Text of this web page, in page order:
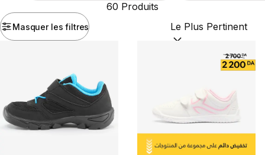
Masquer les filtres
60 Produits
Trier par :(optional)